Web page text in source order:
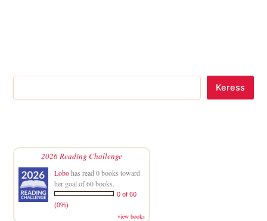
Keress
2026 Reading Challenge
Lobohas read 0 books toward
her goal of 60 books.
0 of 60
(0%)
view books